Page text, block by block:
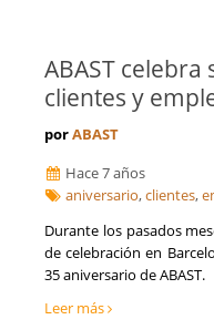
ABAST
clientes y
porABAST
Hace 7 años
aniversario,clientes,
Durante los pasados
de celebración en
35 aniversario de ABAST.
Leer más